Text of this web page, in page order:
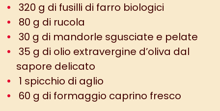
320 g di fusilli di farro biologici
80 g di rucola
30 g di mandorle sgusciate e pelate
35 g di olio extravergine d’oliva dal
sapore delicato
1 spicchio di aglio
60 g di formaggio caprino fresco